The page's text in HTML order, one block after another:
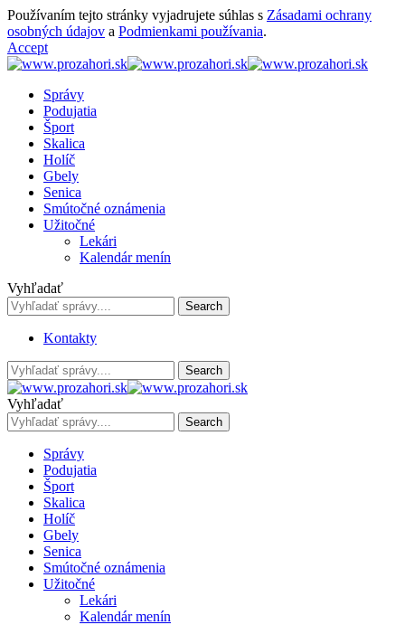
Používaním tejto stránky vyjadrujete súhlas s Zásadami ochrany
osobných údajov a Podmienkami používania.
Accept
Správy
Podujatia
Šport
Skalica
Holíč
Gbely
Senica
Smútočné oznámenia
Užitočné
Lekári
Kalendár menín
Vyhľadať
Kontakty
Vyhľadať
Správy
Podujatia
Šport
Skalica
Holíč
Gbely
Senica
Smútočné oznámenia
Užitočné
Lekári
Kalendár menín